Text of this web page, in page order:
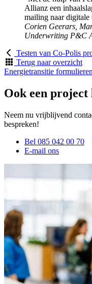
Allianz een
mailing naar digitale
Corien Geerars,
Underwriting P&C
Testen van Co-Polis
Terug naar overzicht
Energietransitie
Ook een
Neem nu vrijblijvend
bespreken!
Bel 085 042 00 70
E-mail ons